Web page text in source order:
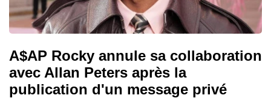
A$AP Rocky annule sa collaboration
avec Allan Peters après la
publication d'un message privé